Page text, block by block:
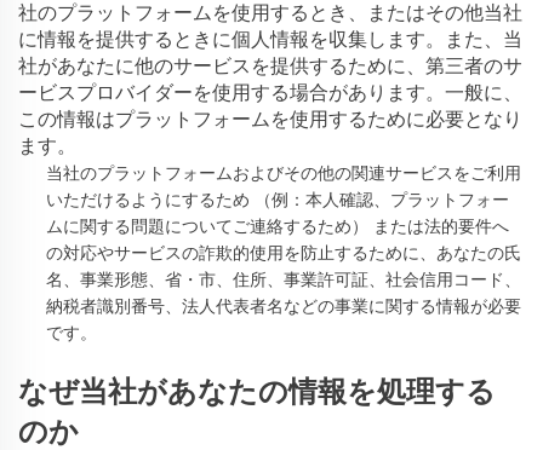
社のプラットフォームを使用するとき、またはその他当社
に情報を提供するときに個人情報を収集します。また、当
社があなたに他のサービスを提供するために、第三者のサ
ービスプロバイダーを使用する場合があります。一般に、
この情報はプラットフォームを使用するために必要となり
ます。
当社のプラットフォームおよびその他の関連サービスをご利用
いただけるようにするため
（例：本人確認、プラットフォー
ムに関する問題についてご連絡するため）
または法的要件へ
の対応やサービスの詐欺的使用を防止するために、あなたの氏
名、事業形態、省・市、住所、事業許可証、社会信用コード、
納税者識別番号、法人代表者名などの事業に関する情報が必要
です。
なぜ当社があなたの情報を処理する
のか